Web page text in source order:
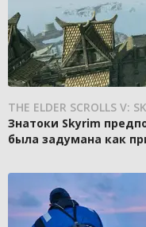
THE ELDER SCROLLS V:
Знатоки Skyrim
была задумана как